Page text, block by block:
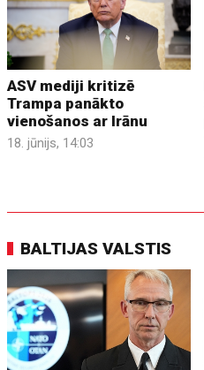
ASV mediji kritizē
Trampa panākto
vienošanos ar Irānu
18. jūnijs, 14:03
BALTIJAS VALSTIS